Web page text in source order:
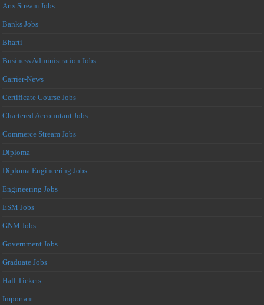
Arts Stream Jobs
Banks Jobs
Bharti
Business Administration Jobs
Carrier-News
Certificate Course Jobs
Chartered Accountant Jobs
Commerce Stream Jobs
Diploma
Diploma Engineering Jobs
Engineering Jobs
ESM Jobs
GNM Jobs
Government Jobs
Graduate Jobs
Hall Tickets
Important